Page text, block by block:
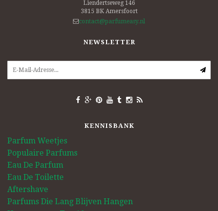
Liendertseweg 146
3815 BK Amersfoort
contact@parfumeasy.nl
NEWSLETTER
KENNISBANK
Parfum Weetjes
Populaire Parfums
Eau De Parfum
Eau De Toilette
Aftershave
Parfums Die Lang Blijven Hangen